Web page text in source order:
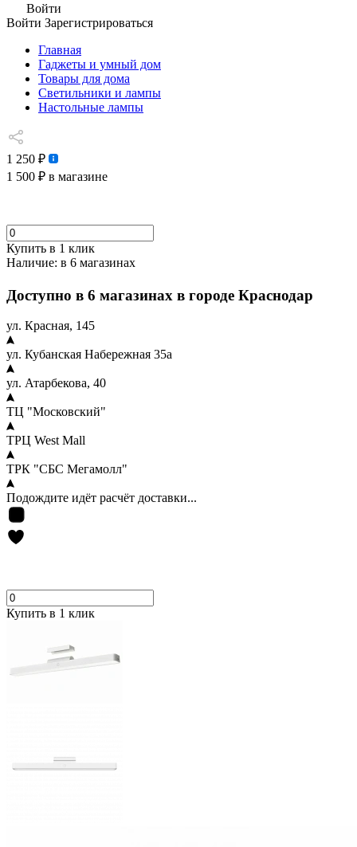
Войти
Войти Зарегистрироваться
Главная
Гаджеты и умный дом
Товары для дома
Светильники и лампы
Настольные лампы
1 250 ₽
1 500 ₽ в магазине
Купить в 1 клик
Наличие: в 6 магазинах
Доступно в 6 магазинах в городе Краснодар
ул. Красная, 145
ул. Кубанская Набережная 35а
ул. Атарбекова, 40
ТЦ "Московский"
ТРЦ West Mall
ТРК "СБС Мегамолл"
Подождите идёт расчёт доставки...
Купить в 1 клик